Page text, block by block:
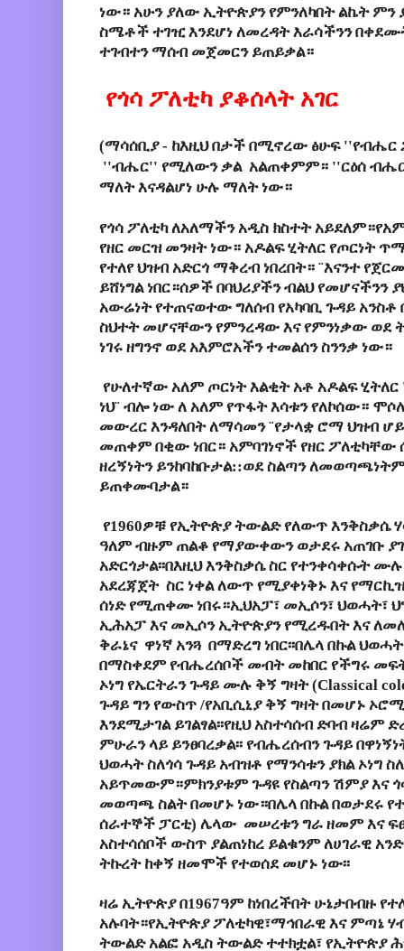
ነው። አሁን ያለው ኢትዮጵያን የምንለካበት ልኬት ምን
ስሜቶች ተገዢ እንደሆነ ለመረዳት እራሳችንን
ተገብተን ማሰብ መጀመርን ይጠይቃል።
የጎሳ ፖለቲካያቆሰላት አገር
(ማሳሰቢያ - ከእዚህ በታች በሚኖረው ፅሁፍ ''የብሔር
''ብሔር'' የሚለውን ቃል አልጠቀምም። ''ርዕሰ
ማለት እናዳልሆነ ሁሉ ማለት ነው።
የጎሳ ፖለቲካ ለአለማችን አዲስ ክስተት አይደለም።የ
የዘር መርዝ መንዛት ነው። አዶልፍሂትለር የጦርነት
የተለየ ህዝብ አድርጎ ማቅረብ ነበረበት። ¨እናንተ የ
ይሸነግል ነበር።ሰዎች በባህሪያችን ብልህ የመሆናችንን
አውሬነት የተጠናወተው ግለሰብ የአካባቢ ጉዳይ
ስህተት መሆናቸውን የምንረዳው እና የምንነቃው ወደ
ነገሩ ዘግንኖ ወደ አእምሮአችን ተመልሰን ስንንቃ ነው።
የሁለተኛው አለም ጦርነት እልቂት አቶ አዶልፍሂትለር
ነህ¨ ብሎ ነው ለ አለም የጥፋት እሳቱን የለኮሰው።
መውረር እንዳለበት ለማሳመን¨የታላቋ ሮማ ህዝብ ሆይ
መጠቀም በቂው ነበር። አምባገነኖች የዘር ፖለቲካቸው
ዘረኝነትን ይንከባከቡታል::ወደ ስልጣን ለመወጣጫነትም
ይጠቀሙባታል።
የ1960ዎቹ የኢትዮጵያ ትውልድ የለውጥ እንቅስቃሴ
ዓለም ብዙም ጠልቆ የማያውቀውን ወታደሩ አጠገቡ
አድርጎታል፡፡በእዚህ እንቅስቃሴ ስር የተንቀሳቀሱት
አደረጃጀት ስር ነቀል ለውጥ የሚያቀነቅኑ እና
ሰነድ የሚጠቀሙ ነበሩ።ኢህአፓ፣ መኢሶን፣ ህወሓት፣
ኢሕአፓ እና መኢሶን ኢትዮጵያን የሚረዱበት እና
ቅራኔና ዋነኛ አንጓ በማድረግ ነበር፡፡በሌላ በኩል ህወሓት
በማስቀደም የብሔረሰቦች መብት መከበር የችግሩ
ኦነግ የኤርትራን ጉዳይ ሙሉ ቅኝ ግዛት(Classical
ጉዳይ ግን የውስጥ /የአቢሲኒያ ቅኝ ግዛት በመሆኑ
እንደሚታገል ይገልፃል፡፡የዚህ አስተሳሰብ ድባብ ዛሬም
ምሁራን ላይ ይንፀባረቃል፡፡ የብሔረሰብን ጉዳይ
ህወሓትስለጎሳ ጉዳይ አብዝቶ የማንሳቱን ያክል ኦነግ
አይጥመውም።ምክንያቱም ጉዳዩ የስልጣን ሽምያ እና
መወጣጫ ስልት በመሆኑ ነው።በሌላ በኩልበወታደሩ
ሰራተኞች ፓርቲ) ሌላው መሠረቱን ግራ ዘመም እና
አስተሳሰቦች ውስጥ ያልጠነከረ ይልቁንም ለሀገራዊ
ትኩረት ከቀኝ ዘመሞች የተወሰደ መሆኑ ነው፡፡
ዛሬ ኢትዮጵያ በ1967ዓም ከነበረችበት ሁኔታበብዙ
አሉባት።የኢትዮጵያ ፖለቲካዊ፣ማኅበራዊ እና ምጣኔ
ትውልድ አልፎ አዲስ ትውልድ ተተክቷል፣ የኢትዮጵያ